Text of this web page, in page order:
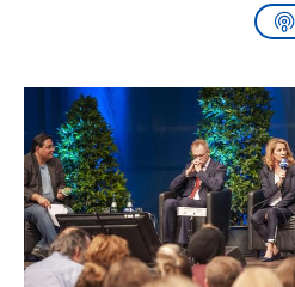
und Kandidaten der anstehenden